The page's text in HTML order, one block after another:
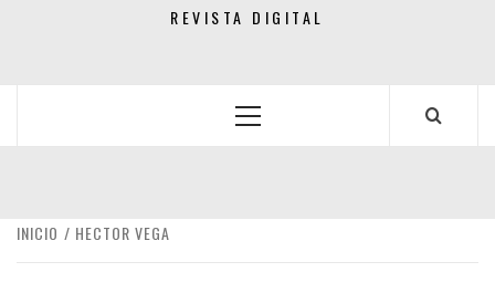
REVISTA DIGITAL
Menú
INICIO HECTOR VEGA